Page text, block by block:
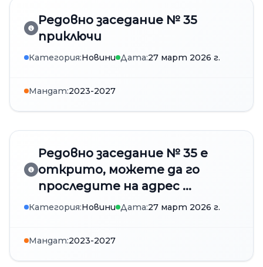
Редовно заседание № 35
приключи
Категория:Новини Дата:27 март 2026 г.
Мандат:2023-2027
Редовно заседание № 35 е
открито, можете да го
проследите на адрес ...
Категория:Новини Дата:27 март 2026 г.
Мандат:2023-2027